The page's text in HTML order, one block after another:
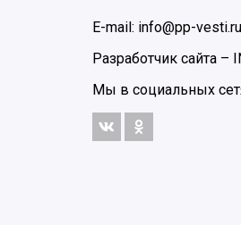
E-mail: info@pp-vesti.ru
Разработчик сайта –
Мы в социальных